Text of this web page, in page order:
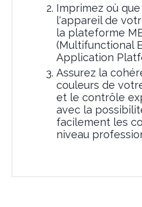
Imprimez où
l'appareil de
la plateforme
(Multifunctional
Application
Assurez la
couleurs de
et le contrôle
avec la
facilement les
niveau